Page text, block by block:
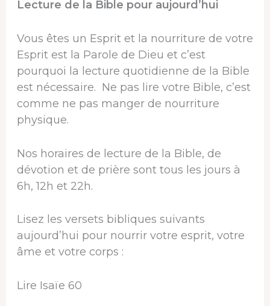
Lecture de la Bible pour aujourd’hui
Vous êtes un Esprit et la nourriture de votre
Esprit est la Parole de Dieu et c’est
pourquoi la lecture quotidienne de la Bible
est nécessaire. Ne pas lire votre Bible, c’est
comme ne pas manger de nourriture
physique.
Nos horaires de lecture de la Bible, de
dévotion et de prière sont tous les jours à
6h, 12h et 22h.
Lisez les versets bibliques suivants
aujourd’hui pour nourrir votre esprit, votre
âme et votre corps :
Lire Isaïe 60